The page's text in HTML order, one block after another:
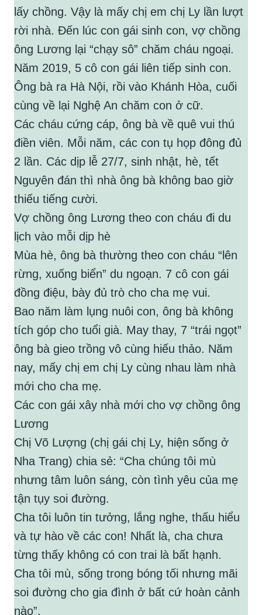
lấy chồng. Vậy là mấy chị em chị Ly lần lượt
rời nhà. Đến lúc con gái sinh con, vợ chồng
ông Lương lại “chạy sô” chăm cháu ngoại.
Năm 2019, 5 cô con gái liên tiếp sinh con.
Ông bà ra Hà Nội, rồi vào Khánh Hòa, cuối
cùng về lại Nghệ An chăm con ở cữ.
Các cháu cứng cáp, ông bà về quê vui thú
điền viên. Mỗi năm, các con tụ họp đông đủ
2 lần. Các dịp lễ 27/7, sinh nhật, hè, tết
Nguyên đán thì nhà ông bà không bao giờ
thiếu tiếng cười.
Vợ chồng ông Lương theo con cháu đi du
lịch vào mỗi dịp hè
Mùa hè, ông bà thường theo con cháu “lên
rừng, xuống biển” du ngoạn. 7 cô con gái
đồng điệu, bày đủ trò cho cha mẹ vui.
Bao năm làm lụng nuôi con, ông bà không
tích góp cho tuổi già. May thay, 7 “trái ngọt”
ông bà gieo trồng vô cùng hiếu thảo. Năm
nay, mấy chị em chị Ly cùng nhau làm nhà
mới cho cha mẹ.
Các con gái xây nhà mới cho vợ chồng ông
Lương
Chị Võ Lượng (chị gái chị Ly, hiện sống ở
Nha Trang) chia sẻ: “Cha chúng tôi mù
nhưng tâm luôn sáng, còn tình yêu của mẹ
tận tụy soi đường.
Cha tôi luôn tin tưởng, lắng nghe, thấu hiểu
và tự hào về các con! Nhất là, cha chưa
từng thấy không có con trai là bất hạnh.
Cha tôi mù, sống trong bóng tối nhưng mãi
soi đường cho gia đình ở bất cứ hoàn cảnh
nào”.